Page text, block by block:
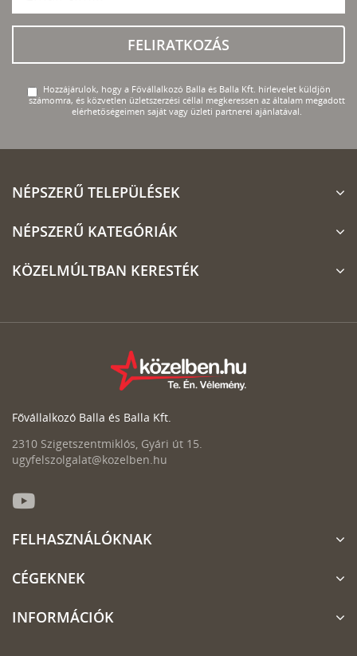
FELIRATKOZÁS
Hozzájárulok, hogy a Fővállalkozó Balla és Balla Kft. hírlevelet küldjön
számomra, és közvetlen üzletszerzési céllal megkeressen az általam megadott
elérhetőségeimen saját vagy üzleti partnerei ajánlatával.
NÉPSZERŰ TELEPÜLÉSEK
NÉPSZERŰ KATEGÓRIÁK
KÖZELMÚLTBAN KERESTÉK
Fővállalkozó Balla és Balla Kft.
2310 Szigetszentmiklós, Gyári út 15.
ugyfelszolgalat@kozelben.hu
FELHASZNÁLÓKNAK
CÉGEKNEK
INFORMÁCIÓK